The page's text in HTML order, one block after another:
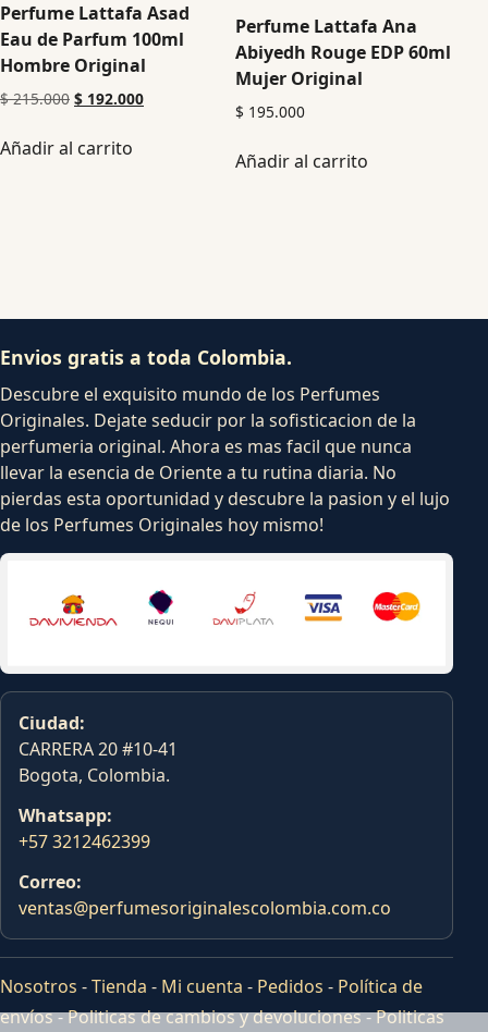
Perfume Lattafa Asad
Eau de Parfum 100ml
Hombre Original
$215.000 $ 192.000
Añadir al carrito
Perfume Lattafa Ana
Abiyedh Rouge EDP 60ml
Mujer Original
$ 195.000
Añadir al carrito
Envios gratis a toda Colombia.
Descubre el exquisito mundo de los Perfumes
Originales. Dejate seducir por la sofisticacion de la
perfumeria original. Ahora es mas facil que nunca
llevar la esencia de Oriente a tu rutina diaria. No
pierdas esta oportunidad y descubre la pasion y el lujo
de los Perfumes Originales hoy mismo!
Ciudad:
CARRERA 20 #10-41
Bogota, Colombia.
Whatsapp:
+57 3212462399
Correo:
ventas@perfumesoriginalescolombia.com.co
Nosotros -Tienda - Mi cuenta - Pedidos - Política de
envíos-Politicas de cambios y devoluciones-Politicas